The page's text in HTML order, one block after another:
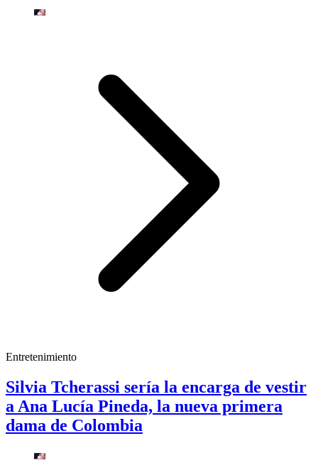
Entretenimiento
Silvia Tcherassi sería la encarga de vestir
a Ana Lucía Pineda, la nueva primera
dama de Colombia